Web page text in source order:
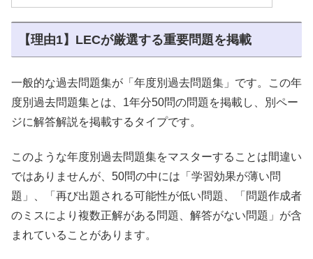
【理由1】LECが厳選する重要問題を掲載
一般的な過去問題集が「年度別過去問題集」です。この年
度別過去問題集とは、1年分50問の問題を掲載し、別ペー
ジに解答解説を掲載するタイプです。
このような年度別過去問題集をマスターすることは間違い
ではありませんが、50問の中には「学習効果が薄い問
題」、「再び出題される可能性が低い問題、「問題作成者
のミスにより複数正解がある問題、解答がない問題」が含
まれていることがあります。